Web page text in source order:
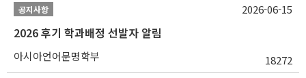
공지사항
2026 후기 학과배정 선발자 알림
아시아언어문명학부 18272
2026-06-15